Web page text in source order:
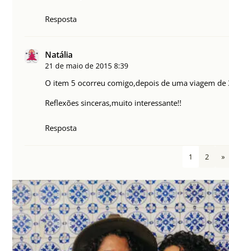
Resposta
Natália
21 de maio de 2015 8:39
O item 5 ocorreu comigo,depois de uma viagem de
Reflexões sinceras,muito interessante!!
Resposta
1 2 »